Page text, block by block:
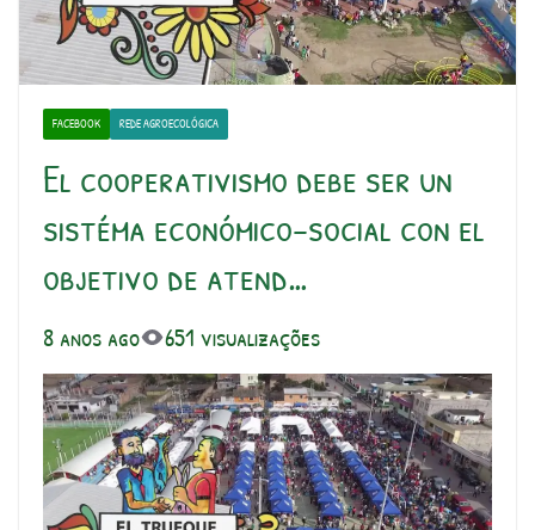
FACEBOOK REDE AGROECOLÓGICA
El cooperativismo debe ser un
sistéma económico-social con el
objetivo de atend…
8 anos ago 651 visualizações